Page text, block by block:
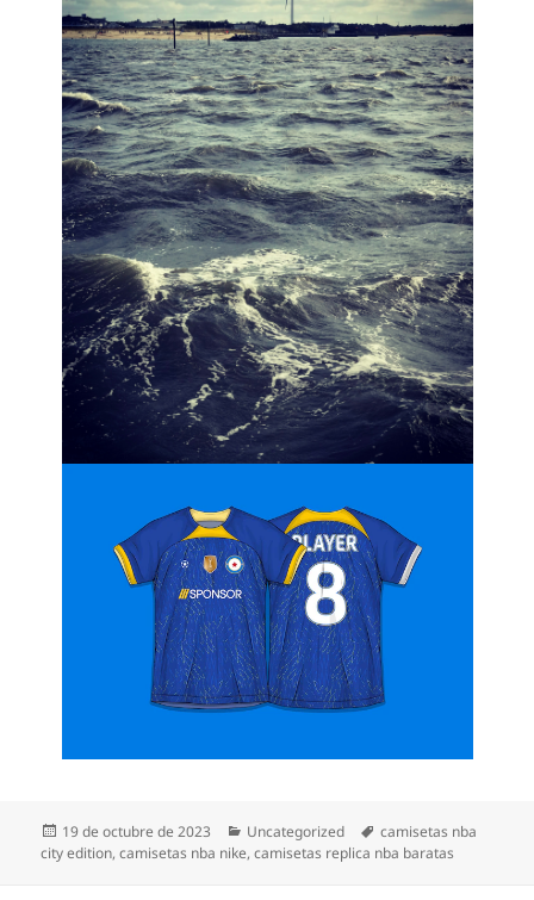
Publicado
el
19 de octubre de 2023 Categorías
Uncategorized Etiquetas
camisetas nba
city edition,camisetas nba nike,camisetas replica nba baratas